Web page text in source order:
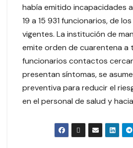
había emitido incapacidades
19 a 15 931 funcionarios, de
vigentes. La institución de
emite orden de cuarentena a
funcionarios contactos
presentan síntomas, se
preventiva para reducir el
en el personal de salud y